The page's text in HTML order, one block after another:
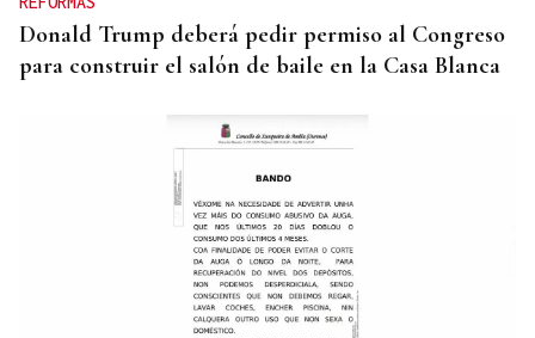
Donald Trump deberá pedir permiso al Congreso
para construir el salón de baile en la Casa Blanca